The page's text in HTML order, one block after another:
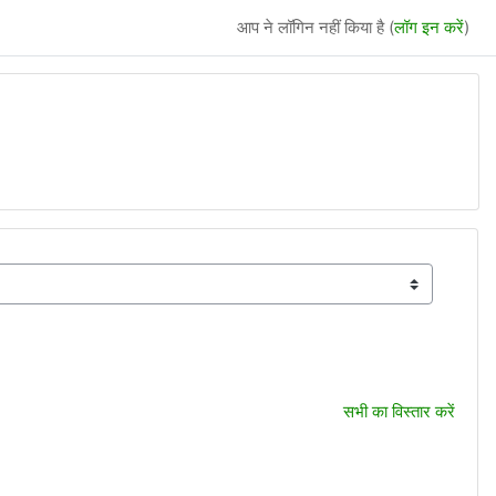
आप ने लॉगिन नहीं किया है (लॉग इन करें)
सभी का विस्तार करें